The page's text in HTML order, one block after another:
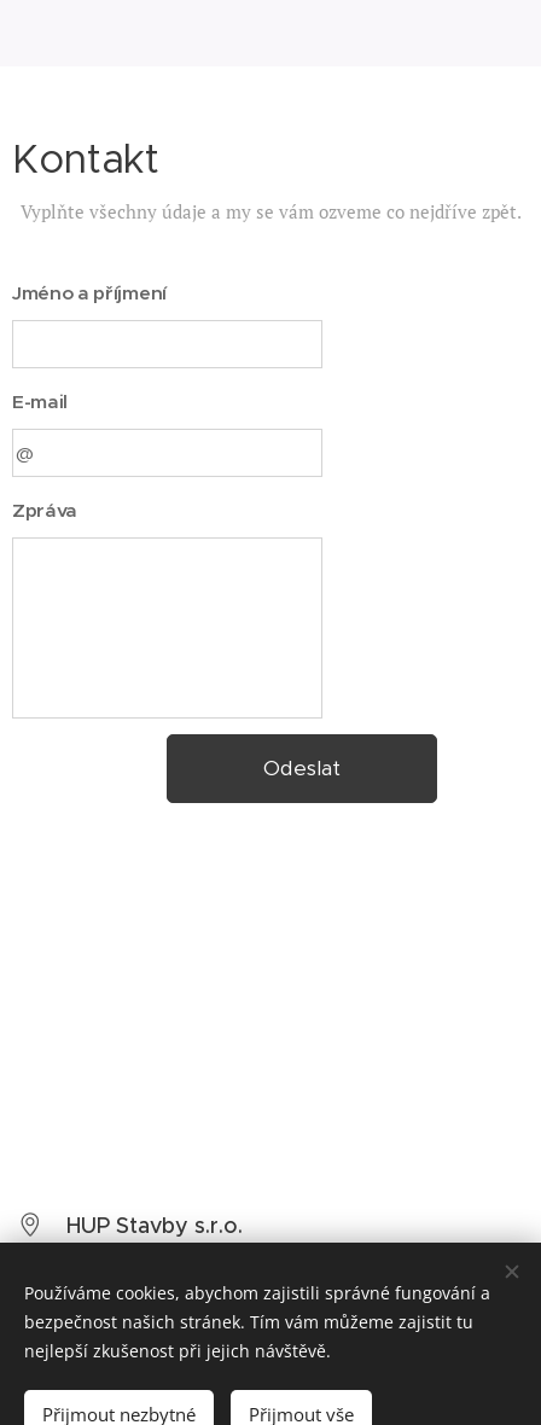
Kontakt
Vyplňte všechny údaje a my se vám ozveme co nejdříve zpět.
Jméno a příjmení
E-mail
Zpráva
Odeslat
HUP Stavby s.r.o.
+420 774 614 370
hupstavby@gmail.com
Používáme cookies, abychom zajistili správné fungování a
bezpečnost našich stránek. Tím vám můžeme zajistit tu
nejlepší zkušenost při jejich návštěvě.
Přijmout nezbytné Přijmout vše